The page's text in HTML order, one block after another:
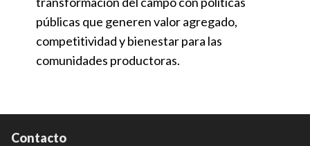
públicas que generen valor agregado,
competitividad y bienestar para las
comunidades productoras.
Contacto